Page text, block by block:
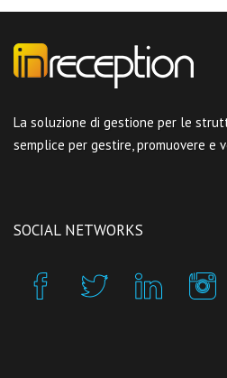
La soluzione di gestione per le
semplice per gestire, promuovere e
SOCIAL NETWORKS